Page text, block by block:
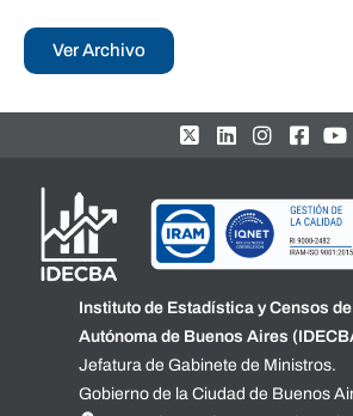
Ver Archivo
Instituto de Estadística y Censos
Autónoma de Buenos Aires
Jefatura de Gabinete de Ministros.
Gobierno de la Ciudad de Buenos